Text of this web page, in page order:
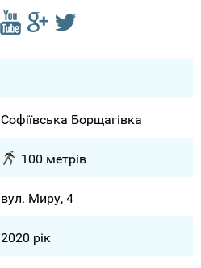
Софіївська Борщагівка
100 метрів
вул. Миру, 4
2020 рік